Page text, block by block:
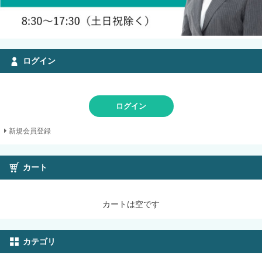
ログイン
ログイン
新規会員登録
カート
カートは空です
カテゴリ